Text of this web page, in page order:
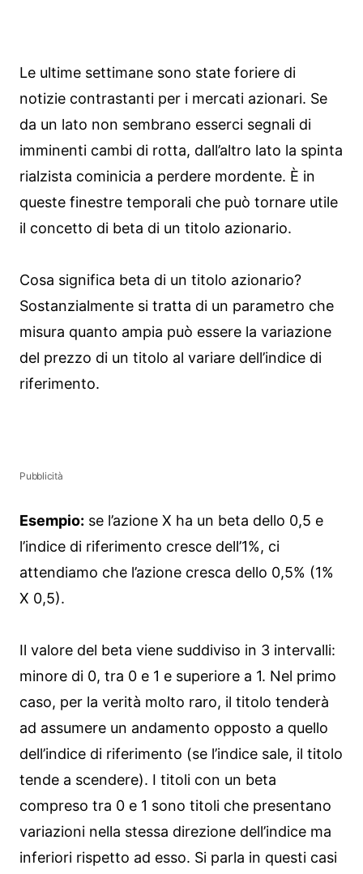
Le ultime settimane sono state foriere di
notizie contrastanti per i mercati azionari. Se
da un lato non sembrano esserci segnali di
imminenti cambi di rotta, dall’altro lato la spinta
rialzista cominicia a perdere mordente. È in
queste finestre temporali che può tornare utile
il concetto di beta di un titolo azionario.
Cosa significa beta di un titolo azionario?
Sostanzialmente si tratta di un parametro che
misura quanto ampia può essere la variazione
del prezzo di un titolo al variare dell’indice di
riferimento.
Pubblicità
Esempio: se l’azione X ha un beta dello 0,5 e
l’indice di riferimento cresce dell’1%, ci
attendiamo che l’azione cresca dello 0,5% (1%
X 0,5).
Il valore del beta viene suddiviso in 3 intervalli:
minore di 0, tra 0 e 1 e superiore a 1. Nel primo
caso, per la verità molto raro, il titolo tenderà
ad assumere un andamento opposto a quello
dell’indice di riferimento (se l’indice sale, il titolo
tende a scendere). I titoli con un beta
compreso tra 0 e 1 sono titoli che presentano
variazioni nella stessa direzione dell’indice ma
inferiori rispetto ad esso. Si parla in questi casi